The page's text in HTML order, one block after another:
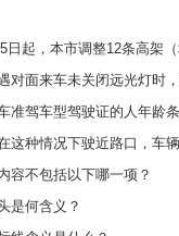
日起，本市调整12条高架
对面来车未关闭远光灯时
准驾车型驾驶证的人年龄
这种情况下驶近路口，车辆
容不包括以下哪一项？
是何含义？